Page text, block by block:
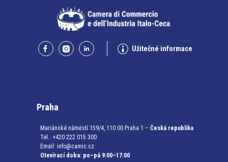
Užitečné informace
Praha
Mariánské náměstí 159/4, 110 00 Praha 1 – Česká republika
Tel.: +420 222 015 300
Email: info@camic.cz
Otevírací doba: po–pá 9:00–17:00